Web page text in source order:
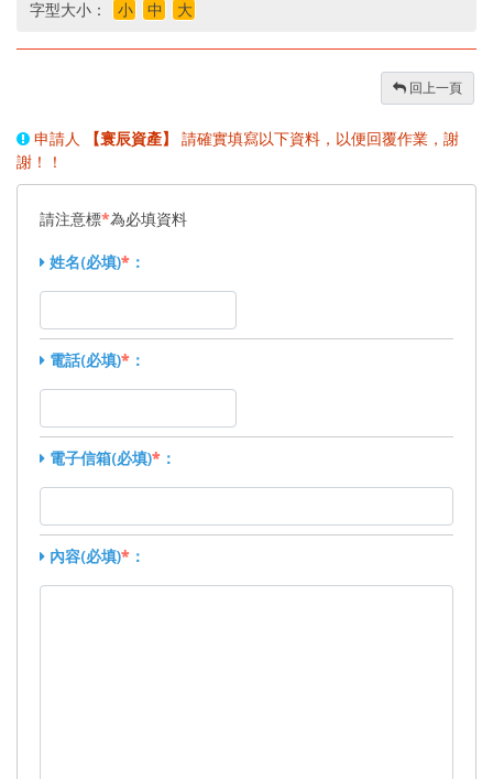
字型大小： 小 中 大
回上一頁
申請人 【寰辰資產】
請確實填寫以下資料，以便回覆作業，謝
謝！！
請注意標*為必填資料
姓名(必填)* ：
電話(必填)* ：
電子信箱(必填)* ：
內容(必填)* ：